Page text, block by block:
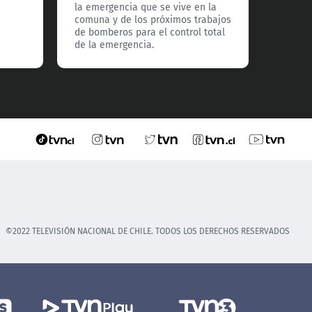
la emergencia que se vive en la
comuna y de los próximos trabajos
de bomberos para el control total
de la emergencia.
©2022 TELEVISIÓN NACIONAL DE CHILE. TODOS LOS DERECHOS RESERVADOS